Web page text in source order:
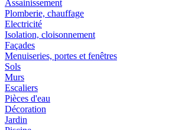
Assainissement
Plomberie, chauffage
Electricité
Isolation, cloisonnement
Façades
Menuiseries, portes et fenêtres
Sols
Murs
Escaliers
Pièces d'eau
Décoration
Jardin